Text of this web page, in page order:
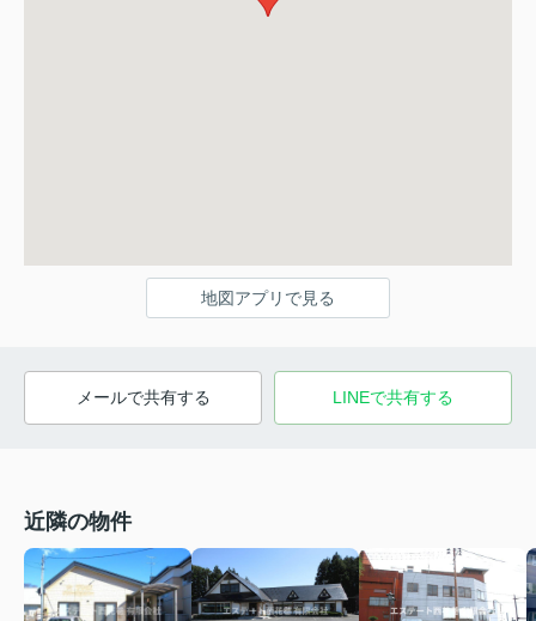
地図アプリで見る
メールで共有する LINEで共有する
近隣の物件